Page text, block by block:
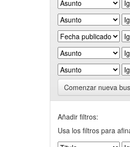
Comenzar nueva
Añadir filtros:
Usa los filtros para